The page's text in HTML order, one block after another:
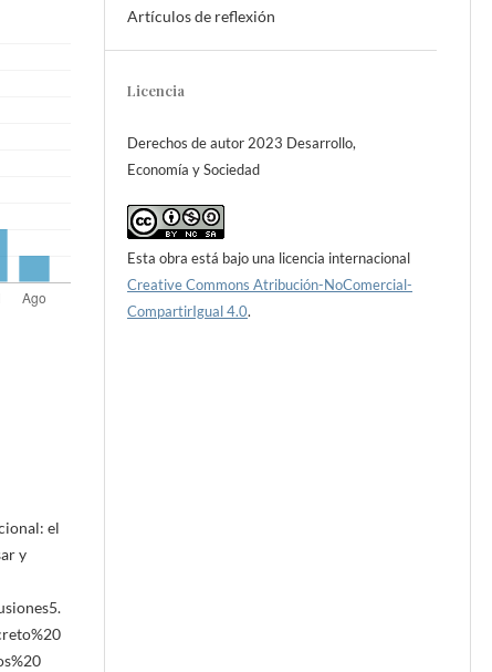
el
y
Artículos de reflexión
Licencia
Derechos de autor 2023 Desarrollo,
Economía y Sociedad
Esta obra está bajo una licencia internacional
Creative Commons Atribución-NoComercial-
CompartirIgual 4.0.